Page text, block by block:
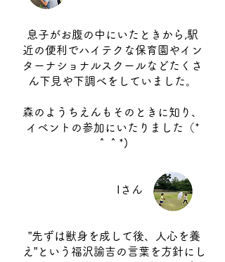
息子がお腹の中にいたときから,駅
近の便利でハイテクな保育園やイン
ターナショナルスクールなどたくさ
ん下見や下調べをしていました。
森のようちえんもそのときに知り、
イベントの参加にいたりました（*
＾＾*)
Iさん
”先ずは獣身を成して後、人心を養
え”という福沢諭吉の言葉を方針にし